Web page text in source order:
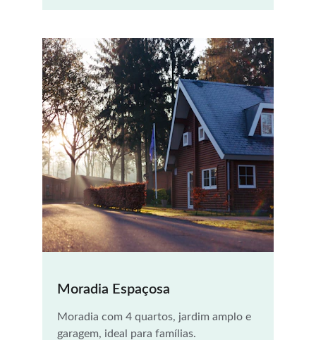
Moradia Espaçosa
Moradia com 4 quartos, jardim amplo e
garagem, ideal para famílias.